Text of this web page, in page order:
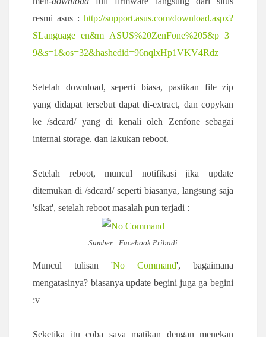
resmi asus : http://support.asus.com/download.aspx?
SLanguage=en&m=ASUS%20ZenFone%205&p=3
9&s=1&os=32&hashedid=96nqlxHp1VKV4Rdz
Setelah download, seperti biasa, pastikan file zip
yang didapat tersebut dapat di-extract, dan copykan
ke /sdcard/ yang di kenali oleh Zenfone sebagai
internal storage. dan lakukan reboot.
Setelah reboot, muncul notifikasi jika update
ditemukan di /sdcard/ seperti biasanya, langsung saja
'sikat', setelah reboot masalah pun terjadi :
Sumber : Facebook Pribadi
Muncul tulisan 'No Command', bagaimana
mengatasinya? biasanya update begini juga ga begini
:v
Seketika itu coba saya matikan dengan menekan